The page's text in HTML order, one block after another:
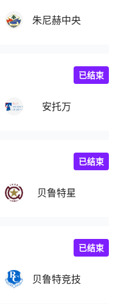
朱尼赫中央
安托万
已结束
贝鲁特星
已结束
贝鲁特竞技
已结束